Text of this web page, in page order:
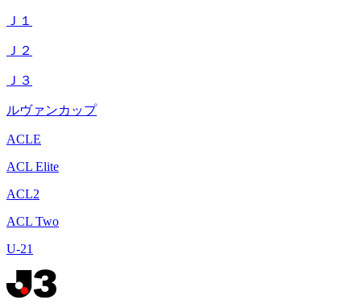
Ｊ１
Ｊ２
Ｊ３
ルヴァンカップ
ACLE
ACL Elite
ACL2
ACL Two
U-21